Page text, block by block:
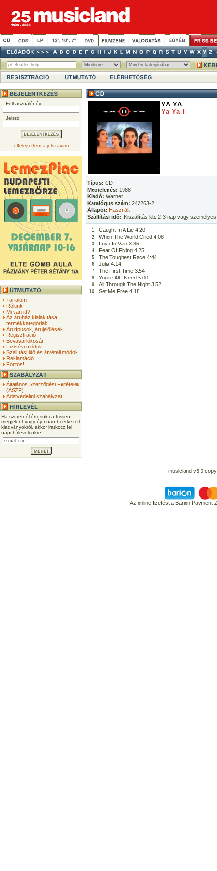
Felhasználónév
Jelszó
elfelejtettem a jelszavam
Tartalom
Rólunk
Mi van itt?
Az áruház kialakítása,
termékkategóriák
Árutípusok, árujelölések
Regisztráció
Bevásárlókosár
Fizetési módok
Szállítási idő és átvételi módok
Reklamáció
Fontos!
Általános Szerződési Feltételek
(ÁSZF)
Adatvédelmi szabályzat
Ha szeretnél értesülni a frissen
megjelent vagy újonnan beérkezett
kiadványokról, akkor iratkozz fel
napi hírlevelünkre!
YA YA
Ya Ya II
Típus: CD
Megjelenés: 1988
Kiadó: Warner
Katalógus szám: 242263-2
Állapot: Használt
Szállítási idő: Kiszállítás kb. 2-3 nap vagy
1
Caught In A Lie 4:20
2
When The World Cried 4:08
3
Love In Vain 3:35
4
Fear Of Flying 4:25
5
The Toughest Race 4:44
6
Julia 4:14
7
The First Time 3:54
8
You're All I Need 5:00
9
All Through The Night 3:52
10
Set Me Free 4:18
musicland v3.0
Az online fizetést a Barion Payment